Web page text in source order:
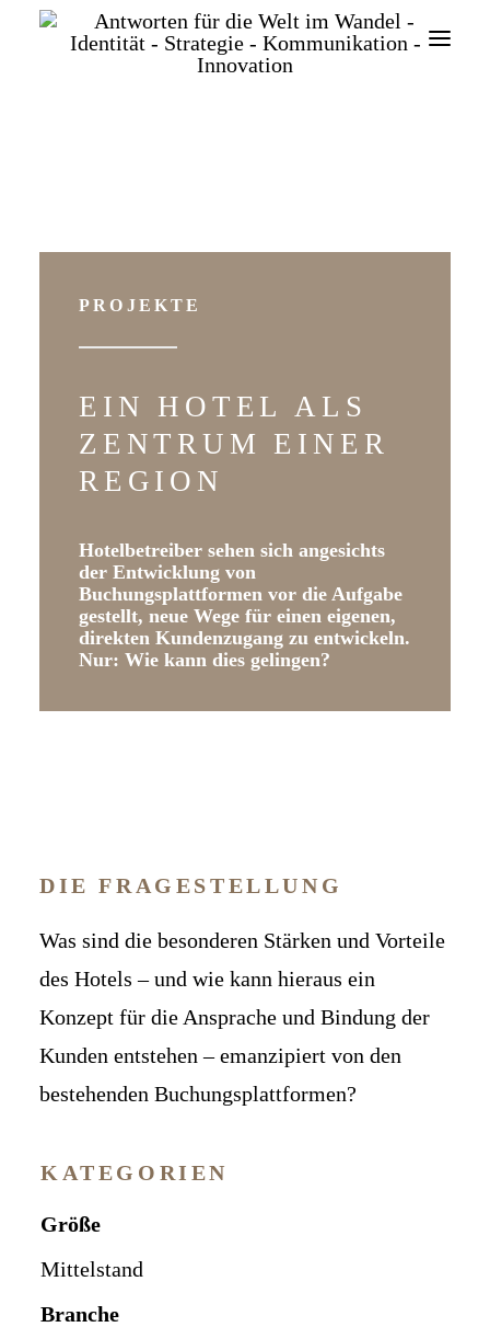
SEARCH
PROJEKTE
EIN HOTEL ALS
ZENTRUM EINER
REGION
Hotelbetreiber sehen sich angesichts
der Entwicklung von
Buchungsplattformen vor die Aufgabe
gestellt, neue Wege für einen eigenen,
direkten Kundenzugang zu entwickeln.
Nur: Wie kann dies gelingen?
DIE FRAGESTELLUNG
Was sind die besonderen Stärken und Vorteile
des Hotels – und wie kann hieraus ein
Konzept für die Ansprache und Bindung der
Kunden entstehen – emanzipiert von den
bestehenden Buchungsplattformen?
KATEGORIEN
Größe
Mittelstand
Branche